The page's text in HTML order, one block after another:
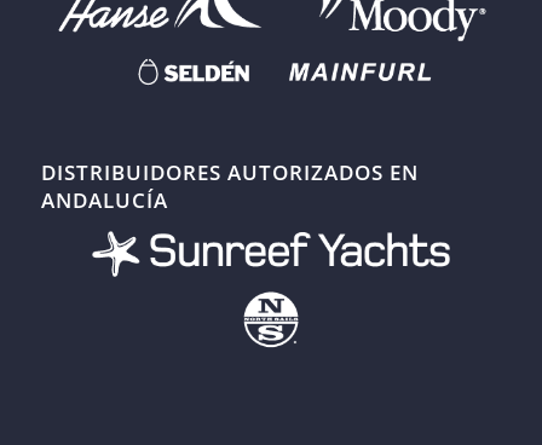
DISTRIBUIDORES AUTORIZADOS EN
ANDALUCÍA